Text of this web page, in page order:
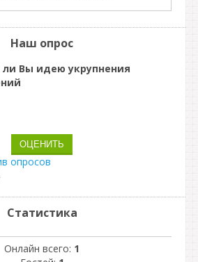
Наш опрос
Вы идею укрупнения
опросов
Статистика
Онлайн всего: 1